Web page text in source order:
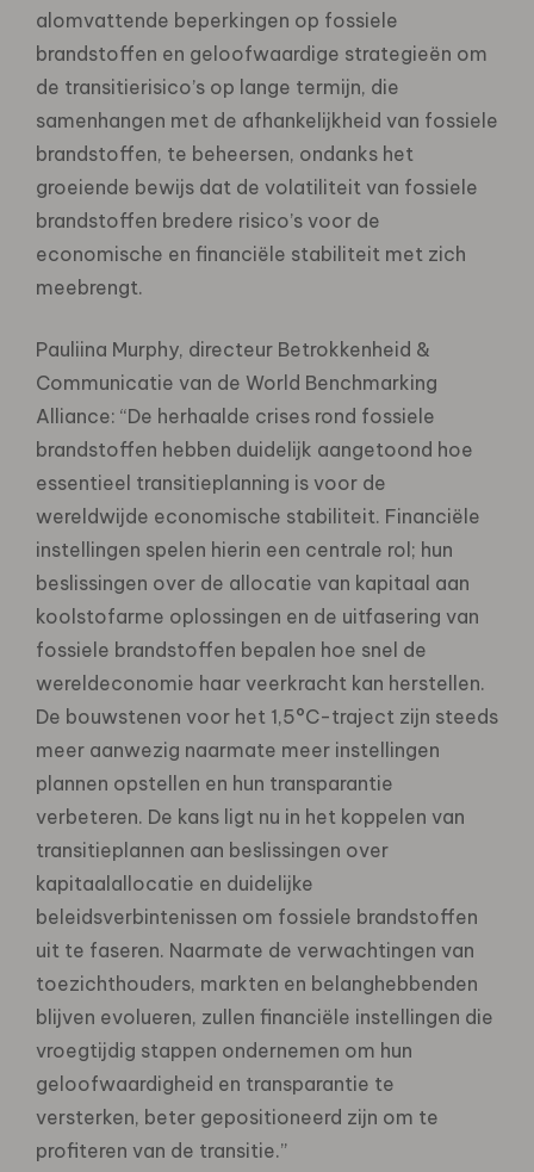
alomvattende beperkingen op fossiele
brandstoffen en geloofwaardige strategieën om
de transitierisico’s op lange termijn, die
samenhangen met de afhankelijkheid van fossiele
brandstoffen, te beheersen, ondanks het
groeiende bewijs dat de volatiliteit van fossiele
brandstoffen bredere risico’s voor de
economische en financiële stabiliteit met zich
meebrengt.
Pauliina Murphy, directeur Betrokkenheid &
Communicatie van de World Benchmarking
Alliance: “De herhaalde crises rond fossiele
brandstoffen hebben duidelijk aangetoond hoe
essentieel transitieplanning is voor de
wereldwijde economische stabiliteit. Financiële
instellingen spelen hierin een centrale rol; hun
beslissingen over de allocatie van kapitaal aan
koolstofarme oplossingen en de uitfasering van
fossiele brandstoffen bepalen hoe snel de
wereldeconomie haar veerkracht kan herstellen.
De bouwstenen voor het 1,5°C-traject zijn steeds
meer aanwezig naarmate meer instellingen
plannen opstellen en hun transparantie
verbeteren. De kans ligt nu in het koppelen van
transitieplannen aan beslissingen over
kapitaalallocatie en duidelijke
beleidsverbintenissen om fossiele brandstoffen
uit te faseren. Naarmate de verwachtingen van
toezichthouders, markten en belanghebbenden
blijven evolueren, zullen financiële instellingen die
vroegtijdig stappen ondernemen om hun
geloofwaardigheid en transparantie te
versterken, beter gepositioneerd zijn om te
profiteren van de transitie.”